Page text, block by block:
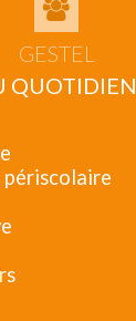
GESTEL
QUOTIDIEN